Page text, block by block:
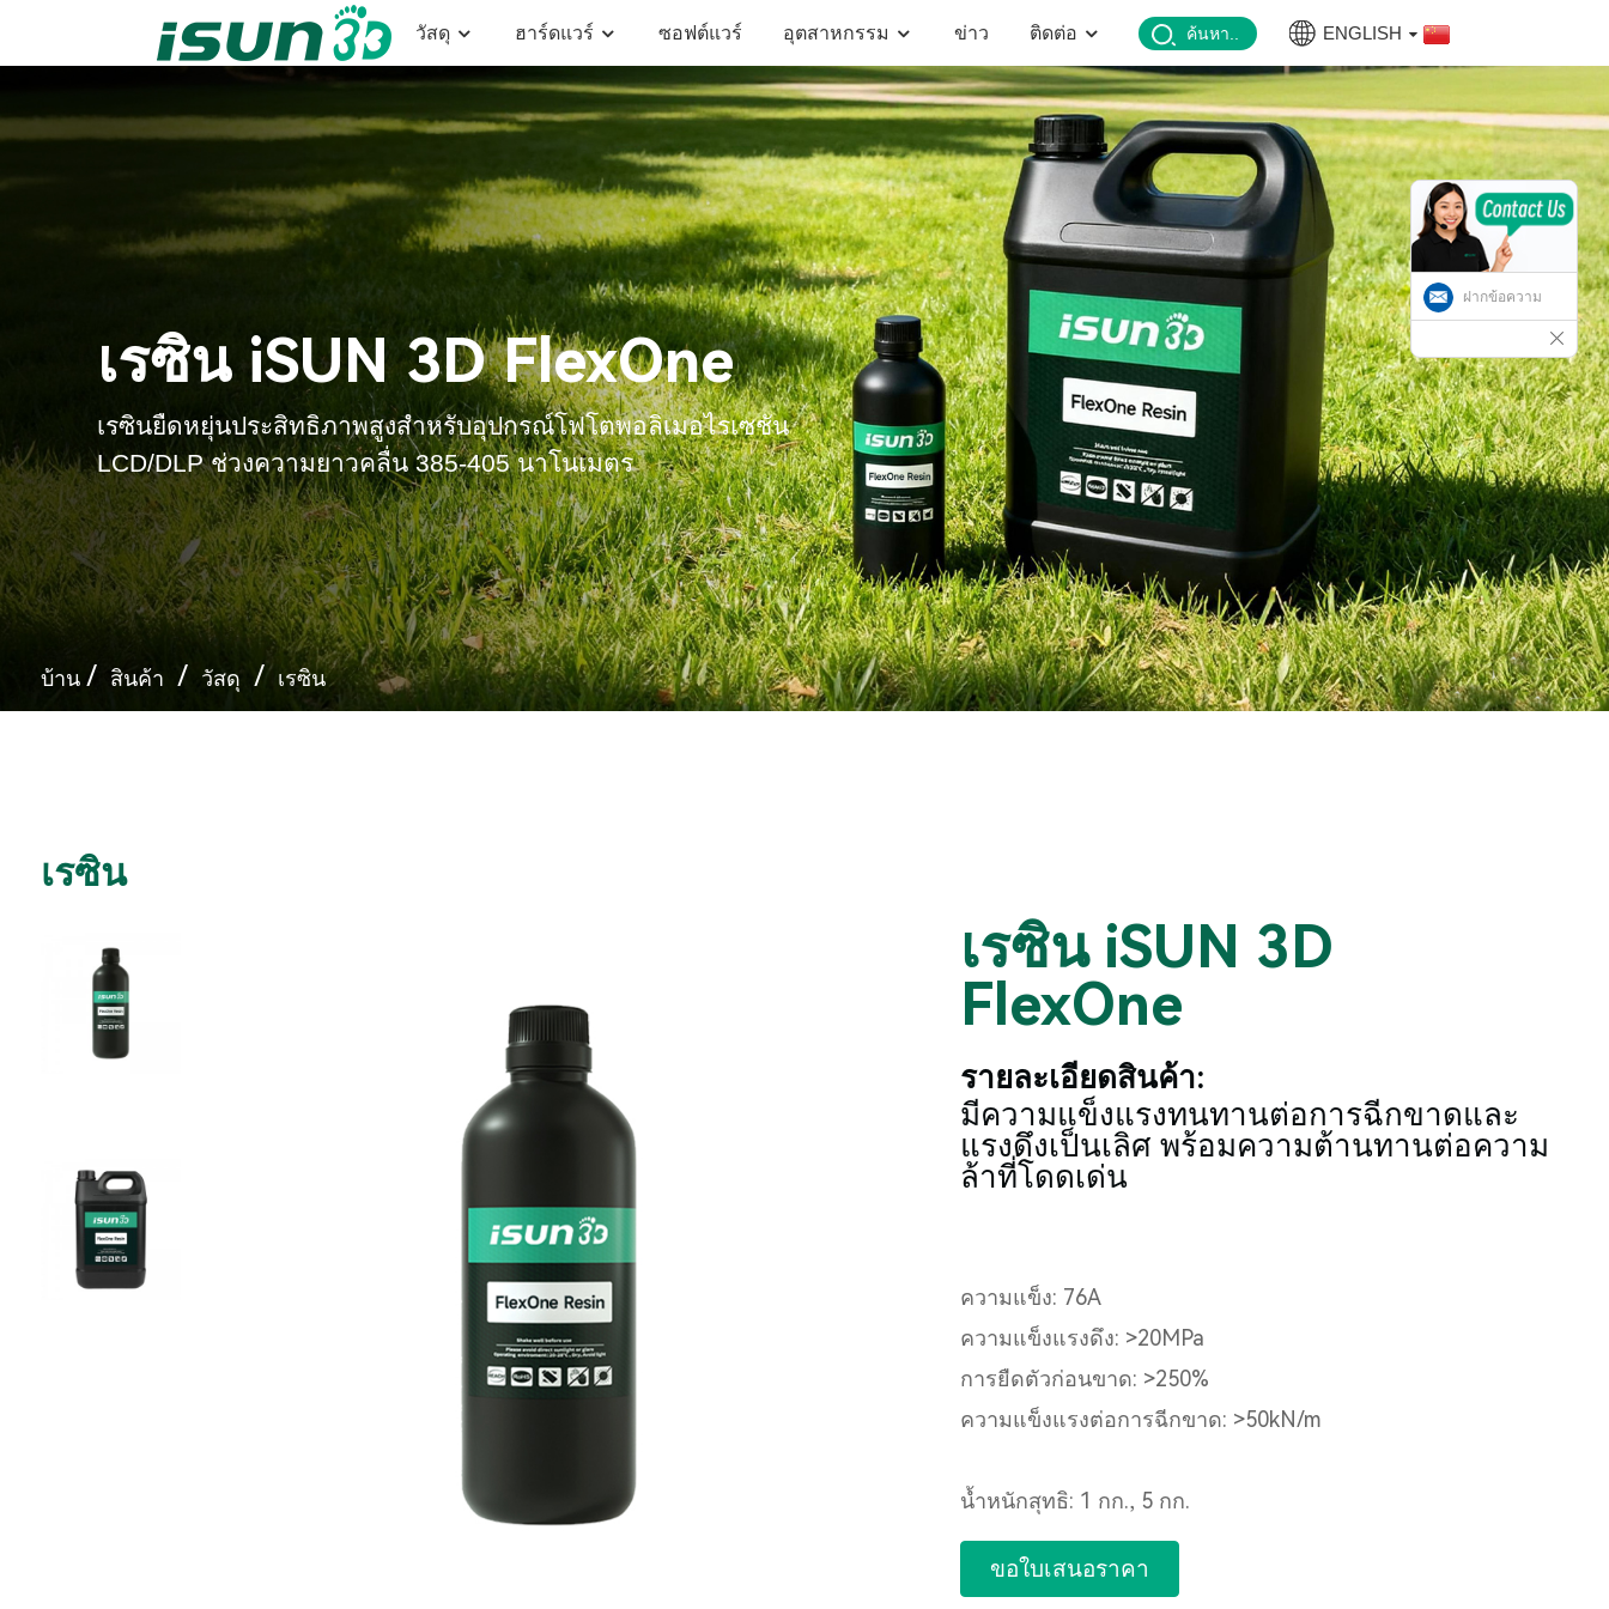
วัสดุ ฮาร์ดแวร์ ซอฟต์แวร์ อุตสาหกรรม ข่าว ติดต่อ ค้นหา.. ENGLISH
เรซิน iSUN 3D FlexOne
เรซินยืดหยุ่นประสิทธิภาพสูงสำหรับอุปกรณ์โฟโตพอลิเมอไรเซชัน
LCD/DLP ช่วงความยาวคลื่น 385-405 นาโนเมตร
บ้าน สินค้า วัสดุ เรซิน
เรซิน
เรซิน iSUN 3D
FlexOne
รายละเอียดสินค้า:
มีความแข็งแรงทนทานต่อการฉีกขาดและ
แรงดึงเป็นเลิศ พร้อมความต้านทานต่อความ
ล้าที่โดดเด่น
ความแข็ง: 76A
ความแข็งแรงดึง: >20MPa
การยืดตัวก่อนขาด: >250%
ความแข็งแรงต่อการฉีกขาด: >50kN/m
น้ำหนักสุทธิ: 1 กก., 5 กก.
ขอใบเสนอราคา
ฝากข้อความ